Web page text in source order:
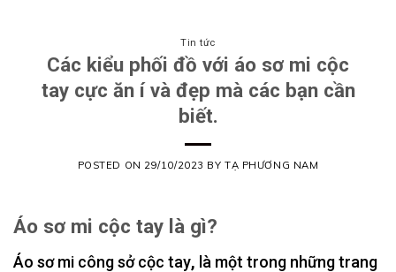
Tin tức
Các kiểu phối đồ với áo sơ mi cộc
tay cực ăn í và đẹp mà các bạn cần
biết.
POSTED ON 29/10/2023 BYTẠ PHƯƠNG NAM
Áo sơ mi cộc tay là gì?
Áo sơ mi công sở cộc tay, là một trong những trang